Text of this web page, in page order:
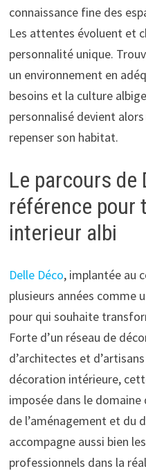
connaissance fine des
Les attentes évoluent et
personnalité unique.
un environnement en
besoins et la culture
personnalisé devient
repenser son habitat.
Le parcours de
référence pour
interieur albi
Delle Déco, implantée au
plusieurs années comme
pour qui souhaite
Forte d’un réseau de
d’architectes et
décoration intérieure,
imposée dans le
de l’aménagement et du
accompagne aussi bien
professionnels dans la